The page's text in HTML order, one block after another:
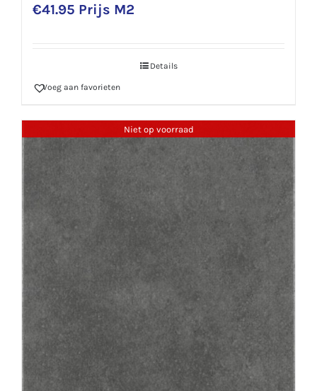
€41.95 Prijs M2
Details
Voeg aan favorieten
Niet op voorraad